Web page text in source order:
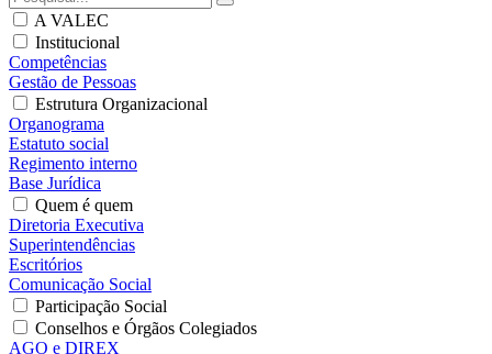
A VALEC
Institucional
Competências
Gestão de Pessoas
Estrutura Organizacional
Organograma
Estatuto social
Regimento interno
Base Jurídica
Quem é quem
Diretoria Executiva
Superintendências
Escritórios
Comunicação Social
Participação Social
Conselhos e Órgãos Colegiados
AGO e DIREX